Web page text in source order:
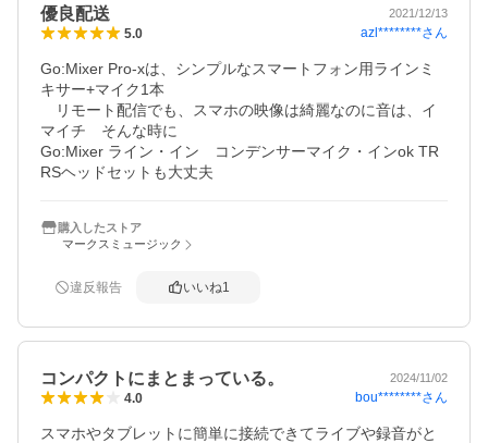
優良配送 2021/12/13
5.0 azl********さん
Go:Mixer Pro-xは、シンプルなスマートフォン用ラインミ
キサー+マイク1本
リモート配信でも、スマホの映像は綺麗なのに音は、イ
マイチ　そんな時に
Go:Mixer ライン・イン　コンデンサーマイク・インok TR
RSヘッドセットも大丈夫
購入したストア
マークスミュージック
違反報告 いいね1
コンパクトにまとまっている。 2024/11/02
4.0 bou********さん
スマホやタブレットに簡単に接続できてライブや録音がと